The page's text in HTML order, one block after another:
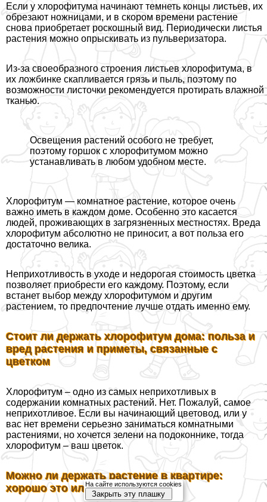
Если у хлорофитума начинают темнеть концы листьев, их
обрезают ножницами, и в скором времени растение
снова приобретает роскошный вид. Периодически листья
растения можно опрыскивать из пульверизатора.
Из-за своеобразного строения листьев хлорофитума, в
их ложбинке скапливается грязь и пыль, поэтому по
возможности листочки рекомендуется протирать влажной
тканью.
Освещения растений особого не требует,
поэтому горшок с хлорофитумом можно
устанавливать в любом удобном месте.
Хлорофитум — комнатное растение, которое очень
важно иметь в каждом доме. Особенно это касается
людей, проживающих в загрязненных местностях. Вреда
хлорофитум абсолютно не приносит, а вот польза его
достаточно велика.
Неприхотливость в уходе и недорогая стоимость цветка
позволяет приобрести его каждому. Поэтому, если
встанет выбор между хлорофитумом и другим
растением, то предпочтение лучше отдать именно ему.
Стоит ли держать хлорофитум дома: польза и
вред растения и приметы, связанные с
цветком
Хлорофитум – одно из самых неприхотливых в
содержании комнатных растений. Нет. Пожалуй, самое
неприхотливое. Если вы начинающий цветовод, или у
вас нет времени серьезно заниматься комнатными
растениями, но хочется зелени на подоконнике, тогда
хлорофитум – ваш цветок.
Можно ли держать растение в квартире:
хорошо это или плохо?На сайте используются cookies
Закрыть эту плашку